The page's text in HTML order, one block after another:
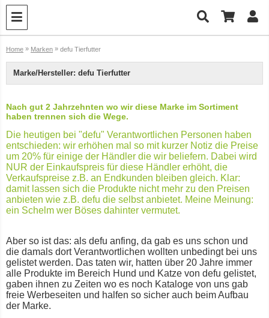
Home » Marken » defu Tierfutter
Marke/Hersteller: defu Tierfutter
Nach gut 2 Jahrzehnten wo wir diese Marke im Sortiment
haben trennen sich die Wege.
Die heutigen bei "defu" Verantwortlichen Personen haben
entschieden: wir erhöhen mal so mit kurzer Notiz die Preise
um 20% für einige der Händler die wir beliefern. Dabei wird
NUR der Einkaufspreis für diese Händler erhöht, die
Verkaufspreise z.B. an Endkunden bleiben gleich. Klar:
damit lassen sich die Produkte nicht mehr zu den Preisen
anbieten wie z.B. defu die selbst anbietet. Meine Meinung:
ein Schelm wer Böses dahinter vermutet.
Aber so ist das: als defu anfing, da gab es uns schon und
die damals dort Verantwortlichen wollten unbedingt bei uns
gelistet werden. Das taten wir, hatten über 20 Jahre immer
alle Produkte im Bereich Hund und Katze von defu gelistet,
gaben ihnen zu Zeiten wo es noch Kataloge von uns gab
freie Werbeseiten und halfen so sicher auch beim Aufbau
der Marke.